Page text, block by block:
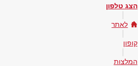
הצג טלפון
לאתר
קופון
המלצות